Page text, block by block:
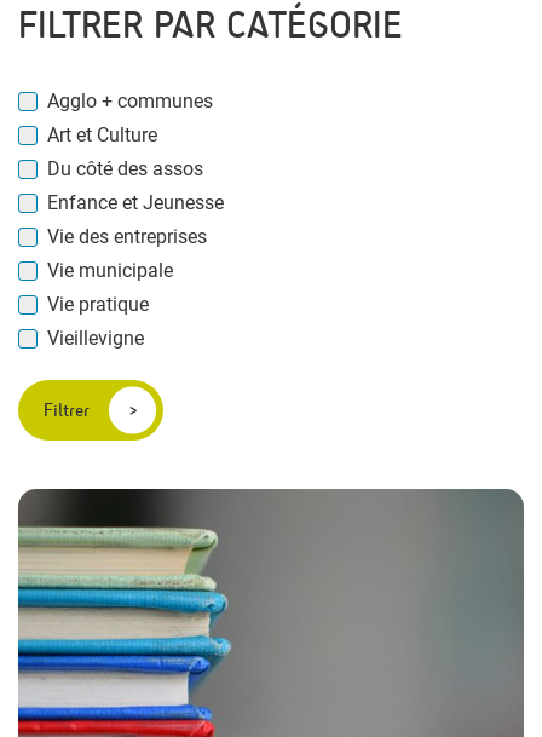
FILTRER PAR CATÉGORIE
Agglo + communes
Art et Culture
Du côté des assos
Enfance et Jeunesse
Vie des entreprises
Vie municipale
Vie pratique
Vieillevigne
Filtrer